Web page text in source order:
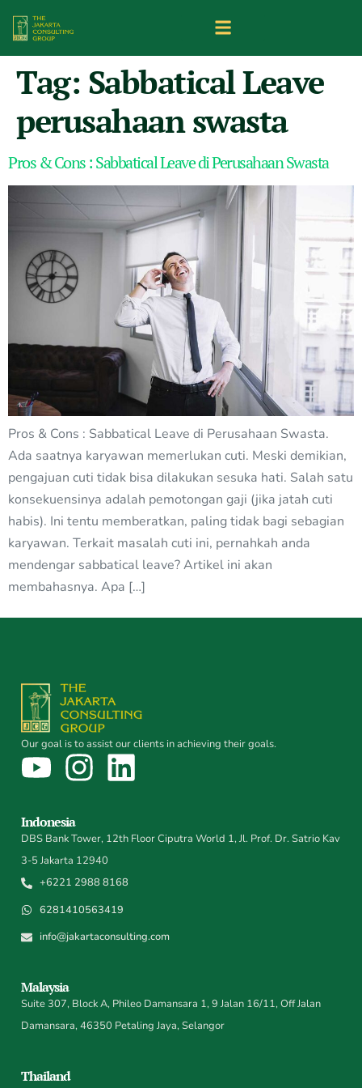
Tag: Sabbatical Leave
perusahaan swasta
Pros & Cons : Sabbatical Leave di Perusahaan Swasta
Pros & Cons : Sabbatical Leave di Perusahaan Swasta.
Ada saatnya karyawan memerlukan cuti. Meski demikian,
pengajuan cuti tidak bisa dilakukan sesuka hati. Salah satu
konsekuensinya adalah pemotongan gaji (jika jatah cuti
habis). Ini tentu memberatkan, paling tidak bagi sebagian
karyawan. Terkait masalah cuti ini, pernahkah anda
mendengar sabbatical leave? Artikel ini akan
membahasnya. Apa […]
Our goal is to assist our clients in achieving their goals.
Indonesia
DBS Bank Tower, 12th Floor Ciputra World 1, Jl. Prof. Dr. Satrio Kav
3-5 Jakarta 12940
+6221 2988 8168
6281410563419
info@jakartaconsulting.com
Malaysia
Suite 307, Block A, Phileo Damansara 1, 9 Jalan 16/11, Off Jalan
Damansara, 46350 Petaling Jaya, Selangor
Thailand